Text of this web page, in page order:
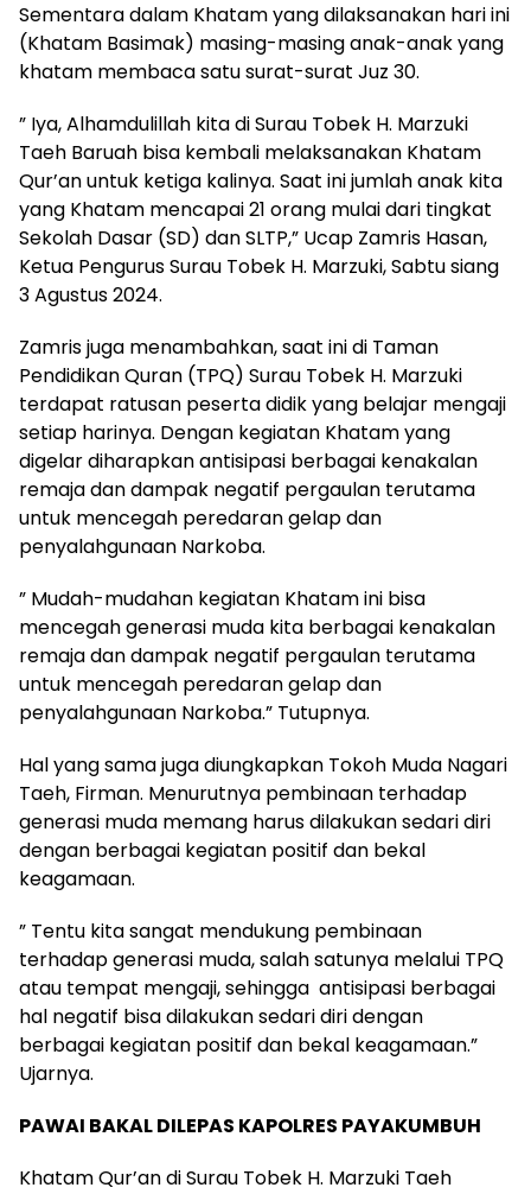
Sementara dalam Khatam yang dilaksanakan hari ini
(Khatam Basimak) masing-masing anak-anak yang
khatam membaca satu surat-surat Juz 30.
” Iya, Alhamdulillah kita di Surau Tobek H. Marzuki
Taeh Baruah bisa kembali melaksanakan Khatam
Qur’an untuk ketiga kalinya. Saat ini jumlah anak kita
yang Khatam mencapai 21 orang mulai dari tingkat
Sekolah Dasar (SD) dan SLTP,” Ucap Zamris Hasan,
Ketua Pengurus Surau Tobek H. Marzuki, Sabtu siang
3 Agustus 2024.
Zamris juga menambahkan, saat ini di Taman
Pendidikan Quran (TPQ) Surau Tobek H. Marzuki
terdapat ratusan peserta didik yang belajar mengaji
setiap harinya. Dengan kegiatan Khatam yang
digelar diharapkan antisipasi berbagai kenakalan
remaja dan dampak negatif pergaulan terutama
untuk mencegah peredaran gelap dan
penyalahgunaan Narkoba.
” Mudah-mudahan kegiatan Khatam ini bisa
mencegah generasi muda kita berbagai kenakalan
remaja dan dampak negatif pergaulan terutama
untuk mencegah peredaran gelap dan
penyalahgunaan Narkoba.” Tutupnya.
Hal yang sama juga diungkapkan Tokoh Muda Nagari
Taeh, Firman. Menurutnya pembinaan terhadap
generasi muda memang harus dilakukan sedari diri
dengan berbagai kegiatan positif dan bekal
keagamaan.
” Tentu kita sangat mendukung pembinaan
terhadap generasi muda, salah satunya melalui TPQ
atau tempat mengaji, sehingga antisipasi berbagai
hal negatif bisa dilakukan sedari diri dengan
berbagai kegiatan positif dan bekal keagamaan.”
Ujarnya.
PAWAI BAKAL DILEPAS KAPOLRES PAYAKUMBUH
Khatam Qur’an di Surau Tobek H. Marzuki Taeh